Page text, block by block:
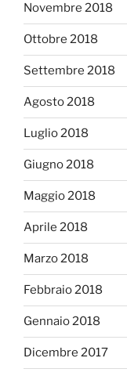
Novembre 2018
Ottobre 2018
Settembre 2018
Agosto 2018
Luglio 2018
Giugno 2018
Maggio 2018
Aprile 2018
Marzo 2018
Febbraio 2018
Gennaio 2018
Dicembre 2017